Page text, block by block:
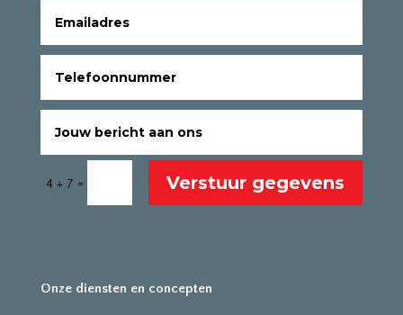
4 + 7 = Verstuur gegevens
Onze diensten en concepten